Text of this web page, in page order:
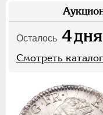
Осталось 4дня
Смотреть каталог